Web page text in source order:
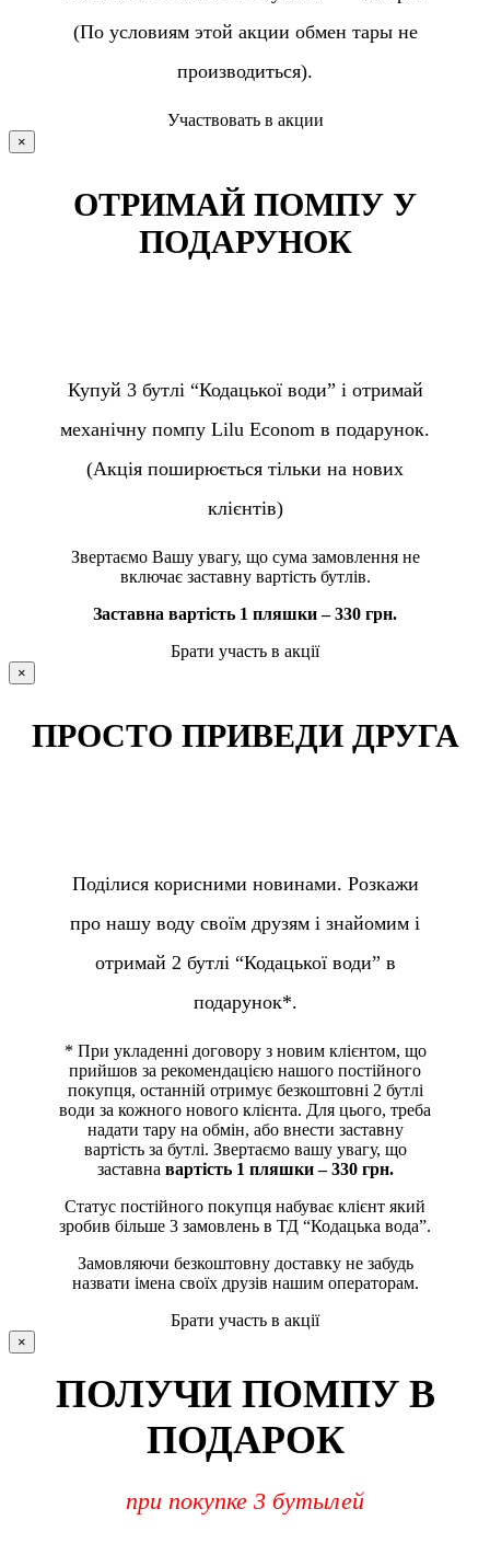
(По условиям этой акции обмен тары не
производиться).
Участвовать в акции
×
ОТРИМАЙ ПОМПУ У
ПОДАРУНОК
Купуй 3 бутлі “Кодацької води” і отримай
механічну помпу Lilu Econom в подарунок.
(Акція поширюється тільки на нових
клієнтів)
Звертаємо Вашу увагу, що сума замовлення не
включає заставну вартість бутлів.
Заставна вартість 1 пляшки – 330 грн.
Брати участь в акції
×
ПРОСТО ПРИВЕДИ ДРУГА
Поділися корисними новинами. Розкажи
про нашу воду своїм друзям і знайомим і
отримай 2 бутлі “Кодацької води” в
подарунок*.
* При укладенні договору з новим клієнтом, що
прийшов за рекомендацією нашого постійного
покупця, останній отримує безкоштовні 2 бутлі
води за кожного нового клієнта. Для цього, треба
надати тару на обмін, або внести заставну
вартість за бутлі. Звертаємо вашу увагу, що
заставна вартість 1 пляшки – 330 грн.
Статус постійного покупця набуває клієнт який
зробив більше 3 замовлень в ТД “Кодацька вода”.
Замовляючи безкоштовну доставку не забудь
назвати імена своїх друзів нашим операторам.
Брати участь в акції
×
ПОЛУЧИ ПОМПУ В
ПОДАРОК
при покупке 3 бутылей